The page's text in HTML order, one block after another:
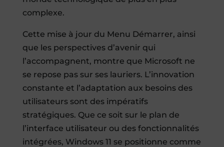
complexe.
Cette mise à jour du Menu Démarrer, ainsi
que les perspectives d’avenir qui
l’accompagnent, montre que Microsoft ne
se repose pas sur ses lauriers. L’innovation
constante et l’adaptation aux besoins des
utilisateurs sont des impératifs
stratégiques. Que ce soit sur le plan de
l’interface utilisateur ou des fonctionnalités
intégrées, Windows 11 se positionne comme